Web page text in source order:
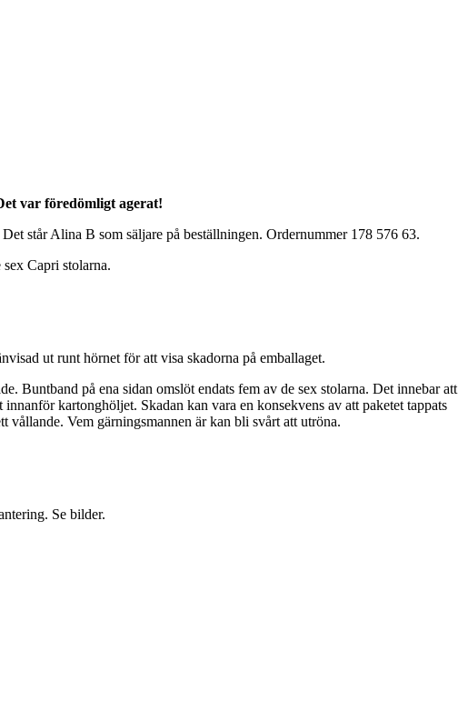
var föredömligt agerat!
står Alina B som säljare på beställningen. Ordernummer 178 576 63.
Capri stolarna.
ut runt hörnet för att visa skadorna på emballaget.
Buntband på ena sidan omslöt endats fem av de sex stolarna. Det innebar att
kartonghöljet. Skadan kan vara en konsekvens av att paketet tappats
vållande. Vem gärningsmannen är kan bli svårt att utröna.
Se bilder.